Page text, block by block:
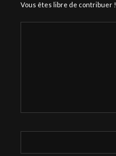
Vous êtes libre de contribuer !